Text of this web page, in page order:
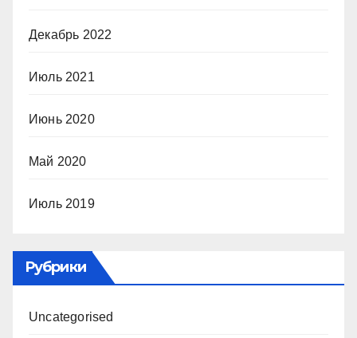
Декабрь 2022
Июль 2021
Июнь 2020
Май 2020
Июль 2019
Рубрики
Uncategorised